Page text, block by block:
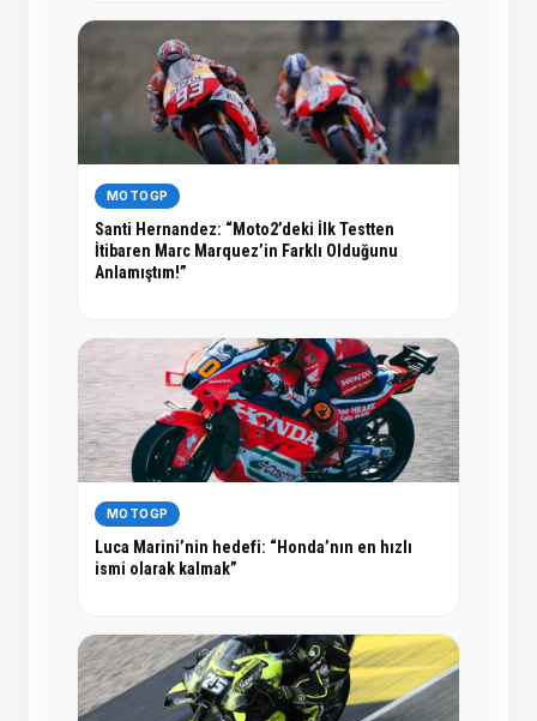
MOTOGP
Santi Hernandez: “Moto2’deki İlk Testten
İtibaren Marc Marquez’in Farklı Olduğunu
Anlamıştım!”
MOTOGP
Luca Marini’nin hedefi: “Honda’nın en hızlı
ismi olarak kalmak”